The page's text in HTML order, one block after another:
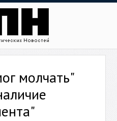
молчать"